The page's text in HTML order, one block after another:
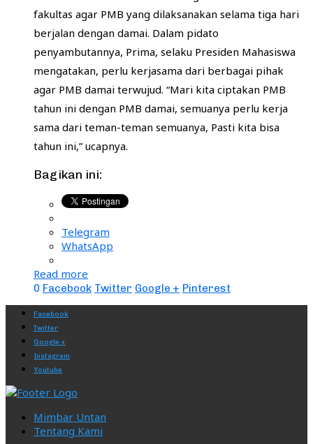
fakultas agar PMB yang dilaksanakan selama tiga hari
berjalan dengan damai. Dalam pidato
penyambutannya, Prima, selaku Presiden Mahasiswa
mengatakan, perlu kerjasama dari berbagai pihak
agar PMB damai terwujud. “Mari kita ciptakan PMB
tahun ini dengan PMB damai, semuanya perlu kerja
sama dari teman-teman semuanya, Pasti kita bisa
tahun ini,” ucapnya.
Bagikan ini:
Telegram
WhatsApp
Read more
0 Facebook Twitter Google + Pinterest
Facebook
Twitter
Google +
Instagram
Youtube
Mimbar Untan
Tentang Kami